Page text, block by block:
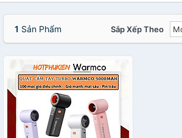
1 Sản Phẩm Sắp Xếp Theo